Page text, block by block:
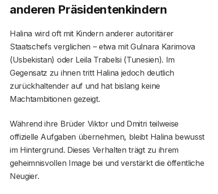
anderen Präsidentenkindern
Halina wird oft mit Kindern anderer autoritärer
Staatschefs verglichen – etwa mit Gulnara Karimova
(Usbekistan) oder Leila Trabelsi (Tunesien). Im
Gegensatz zu ihnen tritt Halina jedoch deutlich
zurückhaltender auf und hat bislang keine
Machtambitionen gezeigt.
Während ihre Brüder Viktor und Dmitri teilweise
offizielle Aufgaben übernehmen, bleibt Halina bewusst
im Hintergrund. Dieses Verhalten trägt zu ihrem
geheimnisvollen Image bei und verstärkt die öffentliche
Neugier.